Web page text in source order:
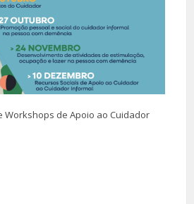
Workshops de Apoio ao Cuidador